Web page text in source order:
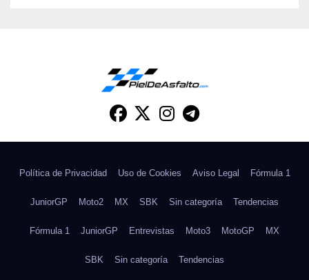
Política de Privacidad Uso de Cookies Aviso Legal Fórmula 1
JuniorGP Moto2 MX SBK Sin categoría Tendencias
Fórmula 1 JuniorGP Entrevistas Moto3 MotoGP MX
SBK Sin categoría Tendencias